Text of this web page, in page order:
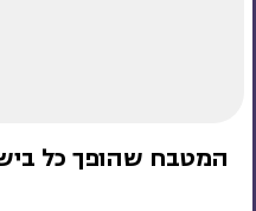
המטבח שהופך כל